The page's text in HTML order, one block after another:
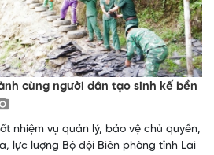
cùng người dân tạo sinh kế bền
nhiệm vụ quản lý, bảo vệ chủ quyền,
lực lượng Bộ đội Biên phòng tỉnh Lai